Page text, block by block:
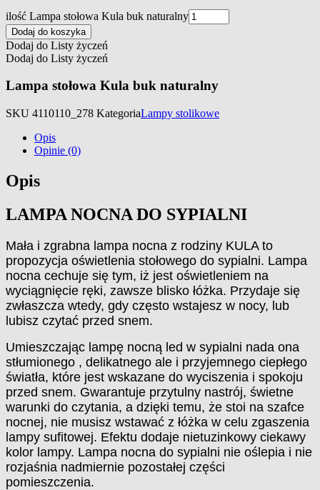
ilość Lampa stołowa Kula buk naturalny
Dodaj do koszyka
Dodaj do Listy życzeń
Dodaj do Listy życzeń
Lampa stołowa Kula buk naturalny
SKU 4110110_278 KategoriaLampy stolikowe
Opis
Opinie (0)
Opis
LAMPA NOCNA DO SYPIALNI
Mała i zgrabna lampa nocna z rodziny KULA to
propozycja oświetlenia stołowego do sypialni. Lampa
nocna cechuje się tym, iż jest oświetleniem na
wyciągnięcie ręki, zawsze blisko łóżka. Przydaje się
zwłaszcza wtedy, gdy często wstajesz w nocy, lub
lubisz czytać przed snem.
Umieszczając lampę nocną led w sypialni nada ona
stłumionego , delikatnego ale i przyjemnego ciepłego
światła, które jest wskazane do wyciszenia i spokoju
przed snem. Gwarantuje przytulny nastrój, świetne
warunki do czytania, a dzięki temu, że stoi na szafce
nocnej, nie musisz wstawać z łóżka w celu zgaszenia
lampy sufitowej. Efektu dodaje nietuzinkowy ciekawy
kolor lampy. Lampa nocna do sypialni nie oślepia i nie
rozjaśnia nadmiernie pozostałej części
pomieszczenia.